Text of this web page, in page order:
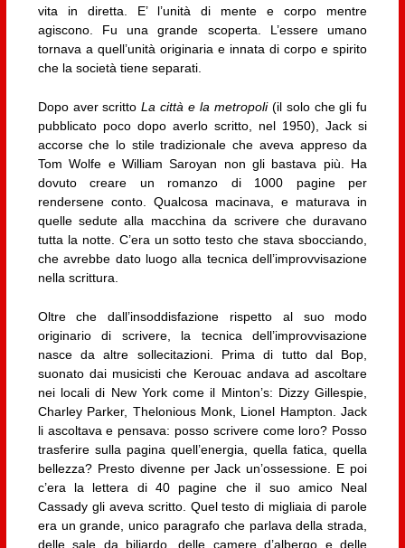
vita in diretta. E’ l’unità di mente e corpo mentre
agiscono. Fu una grande scoperta. L’essere umano
tornava a quell’unità originaria e innata di corpo e spirito
che la società tiene separati.
Dopo aver scrittoLa città e la metropoli(il solo che gli fu
pubblicato poco dopo averlo scritto, nel 1950), Jack si
accorse che lo stile tradizionale che aveva appreso da
Tom Wolfe e William Saroyan non gli bastava più. Ha
dovuto creare un romanzo di 1000 pagine per
rendersene conto. Qualcosa macinava, e maturava in
quelle sedute alla macchina da scrivere che duravano
tutta la notte. C’era un sotto testo che stava sbocciando,
che avrebbe dato luogo alla tecnica dell’improvvisazione
nella scrittura.
Oltre che dall’insoddisfazione rispetto al suo modo
originario di scrivere, la tecnica dell’improvvisazione
nasce da altre sollecitazioni. Prima di tutto dal Bop,
suonato dai musicisti che Kerouac andava ad ascoltare
nei locali di New York come il Minton’s: Dizzy Gillespie,
Charley Parker, Thelonious Monk, Lionel Hampton. Jack
li ascoltava e pensava: posso scrivere come loro? Posso
trasferire sulla pagina quell’energia, quella fatica, quella
bellezza? Presto divenne per Jack un’ossessione. E poi
c’era la lettera di 40 pagine che il suo amico Neal
Cassady gli aveva scritto. Quel testo di migliaia di parole
era un grande, unico paragrafo che parlava della strada,
delle sale da biliardo, delle camere d’albergo e delle